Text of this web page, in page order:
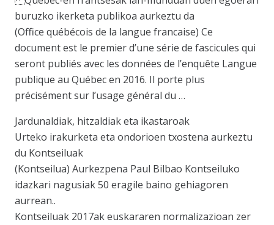
buruzko ikerketa publikoa aurkeztu da
(Office québécois de la langue francaise) Ce
document est le premier d’une série de fascicules qui
seront publiés avec les données de l’enquête Langue
publique au Québec en 2016. Il porte plus
précisément sur l’usage général du …
Jardunaldiak, hitzaldiak eta ikastaroak
Urteko irakurketa eta ondorioen txostena aurkeztu
du Kontseiluak
(Kontseilua) Aurkezpena Paul Bilbao Kontseiluko
idazkari nagusiak 50 eragile baino gehiagoren
aurrean..
Kontseiluak 2017ak euskararen normalizazioan zer